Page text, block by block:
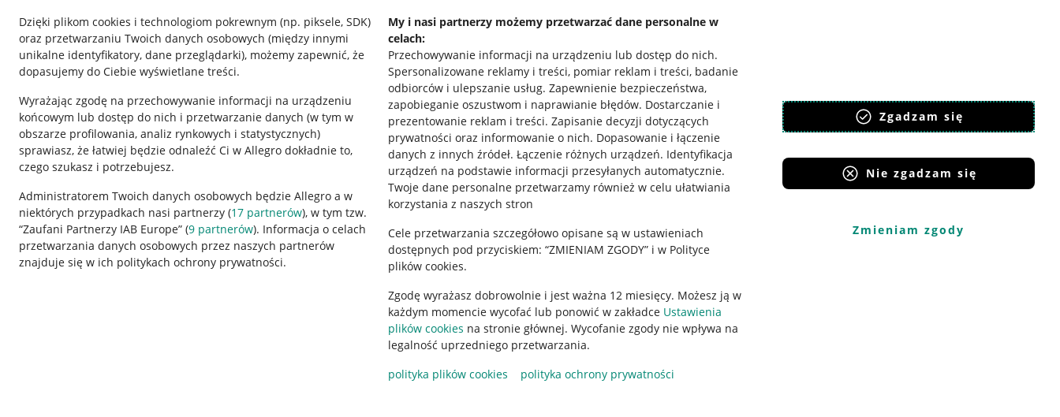
Dzięki plikom cookies i technologiom pokrewnym (np. piksele, SDK)
oraz przetwarzaniu Twoich danych osobowych (między innymi
unikalne identyfikatory, dane przeglądarki), możemy zapewnić, że
dopasujemy do Ciebie wyświetlane treści.
Wyrażając zgodę na przechowywanie informacji na urządzeniu
końcowym lub dostęp do nich i przetwarzanie danych (w tym w
obszarze profilowania, analiz rynkowych i statystycznych)
sprawiasz, że łatwiej będzie odnaleźć Ci w Allegro dokładnie to,
czego szukasz i potrzebujesz.
Administratorem Twoich danych osobowych będzie Allegro a w
niektórych przypadkach nasi partnerzy (17 partnerów), w tym tzw.
“Zaufani Partnerzy IAB Europe” (9 partnerów). Informacja o celach
przetwarzania danych osobowych przez naszych partnerów
znajduje się w ich politykach ochrony prywatności.
My i nasi partnerzy możemy przetwarzać dane personalne w
celach:
Przechowywanie informacji na urządzeniu lub dostęp do nich.
Spersonalizowane reklamy i treści, pomiar reklam i treści, badanie
odbiorców i ulepszanie usług. Zapewnienie bezpieczeństwa,
zapobieganie oszustwom i naprawianie błędów. Dostarczanie i
prezentowanie reklam i treści. Zapisanie decyzji dotyczących
prywatności oraz informowanie o nich. Dopasowanie i łączenie
danych z innych źródeł. Łączenie różnych urządzeń. Identyfikacja
urządzeń na podstawie informacji przesyłanych automatycznie.
Twoje dane personalne przetwarzamy również w celu ułatwiania
korzystania z naszych stron
Cele przetwarzania szczegółowo opisane są w ustawieniach
dostępnych pod przyciskiem: “ZMIENIAM ZGODY” i w Polityce
plików cookies.
Zgodę wyrażasz dobrowolnie i jest ważna 12 miesięcy. Możesz ją w
każdym momencie wycofać lub ponowić w zakładce Ustawienia
plików cookies na stronie głównej. Wycofanie zgody nie wpływa na
legalność uprzedniego przetwarzania.
polityka plików cookies
polityka ochrony prywatności
Zgadzam się
Nie zgadzam się
Zmieniam zgody
Przydatne informacje
Jak to działa
Napisz do nas
Allegro Gadane dla sprzedających
Regulamin
Polityka plików "cookies"
Ustawienia plików "cookies"
Udostępnianie lokalizacji
Informacje dla Aktu o Usługach Cyfrowych
Pobierz aplikację